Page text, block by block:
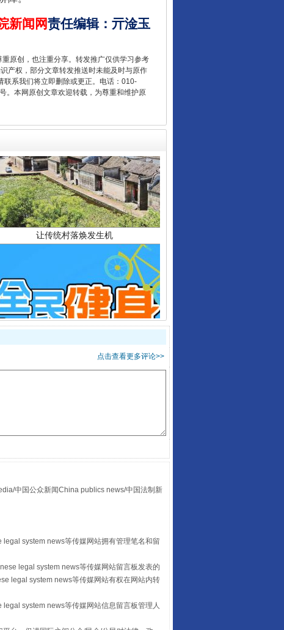
新闻网责任编辑： 亓淦玉
原创，也注重分享。转发推广仅供学习参考
产权，部分文章转发推送时未能及时与原作
系我们将立即删除或更正。电话：010-
。本网原创文章欢迎转载，为尊重和维护原
走走走！国家喊你健身啦
点击查看更多评论>>
中国公众新闻China publics news/中国法制新
system news等传媒网站拥有管理笔名和留
legal system news等传媒网站留言板发表的
legal system news等传媒网站有权在网站内转
system news等传媒网站信息留言板管理人